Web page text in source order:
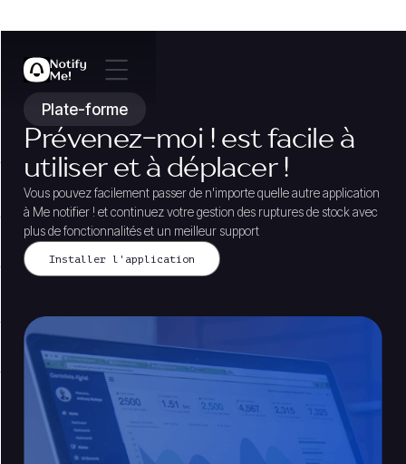
Plate-forme
Prévenez-moi ! est facile à
utiliser et à déplacer !
Vous pouvez facilement passer de n'importe quelle autre application
à Me notifier ! et continuez votre gestion des ruptures de stock avec
plus de fonctionnalités et un meilleur support
Installer l'application